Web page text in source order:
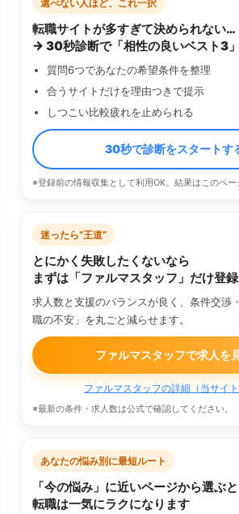
選べない人ほど、これ一択
転職サイトが多すぎて決められない…
→ 30秒診断で「相性の良いベスト3
質問6つであなたの希望条件を整理
合うサイトだけを理由つきで提示
しつこい比較疲れを止められる
30秒で診断をスタートす
※登録前の情報収集として利用OK。結果はこのペー
迷ったら“王道”
とにかく失敗したくないなら
まずは「ファルマスタッフ」だけ登録
求人数と支援のバランスが良く、条件交渉
職の不安」を丸ごと減らせます。
ファルマスタッフで求人を
ファルマスタッフの詳細（当サイ
※最新の条件・求人数は公式で確認してください。
あなたの悩み別に最短ルート
「今の悩み」に近いページから選ぶと
転職は一気にラクになります